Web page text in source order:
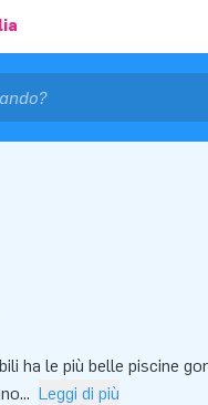
ha le più belle piscine
... Leggi di più